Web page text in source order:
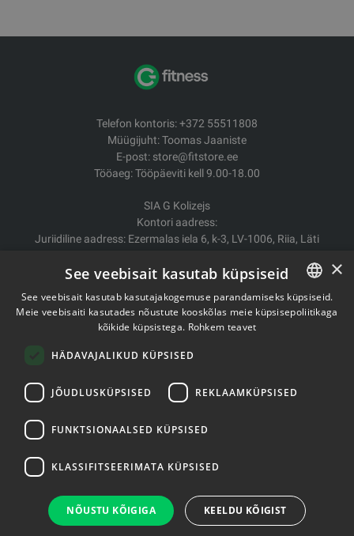
Telefon kontoris: +372 55511808
Müügijuht: Toomas Jaaniste
E-post: store@fitstore.ee
Tööaeg: Tööpäeviti kell 9.00-18.00
SIA G Kolizejs
Kontori aadress:
Juriidiline aadress: Ezermalas iela 6, k-3, LV-1006, Riia, Läti
A/S SEB Banka LV92UNLA0004007467819
Kauba tarne/Tagastamine
Makse
Kontaktid
ESTONIAN
×
See veebisait kasutab küpsiseid
See veebisait kasutab kasutajakogemuse parandamiseks küpsiseid.
Meie veebisaiti kasutades nõustute kooskõlas meie küpsisepoliitikaga
kõikide küpsistega. Rohkem teavet
HÄDAVAJALIKUD KÜPSISED
JÕUDLUSKÜPSISED REKLAAMKÜPSISED
FUNKTSIONAALSED KÜPSISED
KLASSIFITSEERIMATA KÜPSISED
NÕUSTU KÕIGIGA KEELDU KÕIGIST